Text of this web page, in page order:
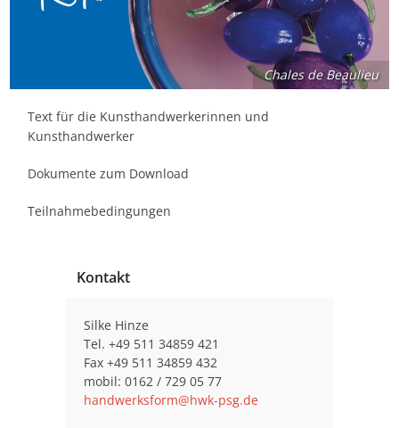
Chales de Beaulieu
Text für die Kunsthandwerkerinnen und
Kunsthandwerker
Dokumente zum Download
Teilnahmebedingungen
Kontakt
Silke Hinze
Tel. +49 511 34859 421
Fax +49 511 34859 432
mobil: 0162 / 729 05 77
handwerksform@hwk-psg.de